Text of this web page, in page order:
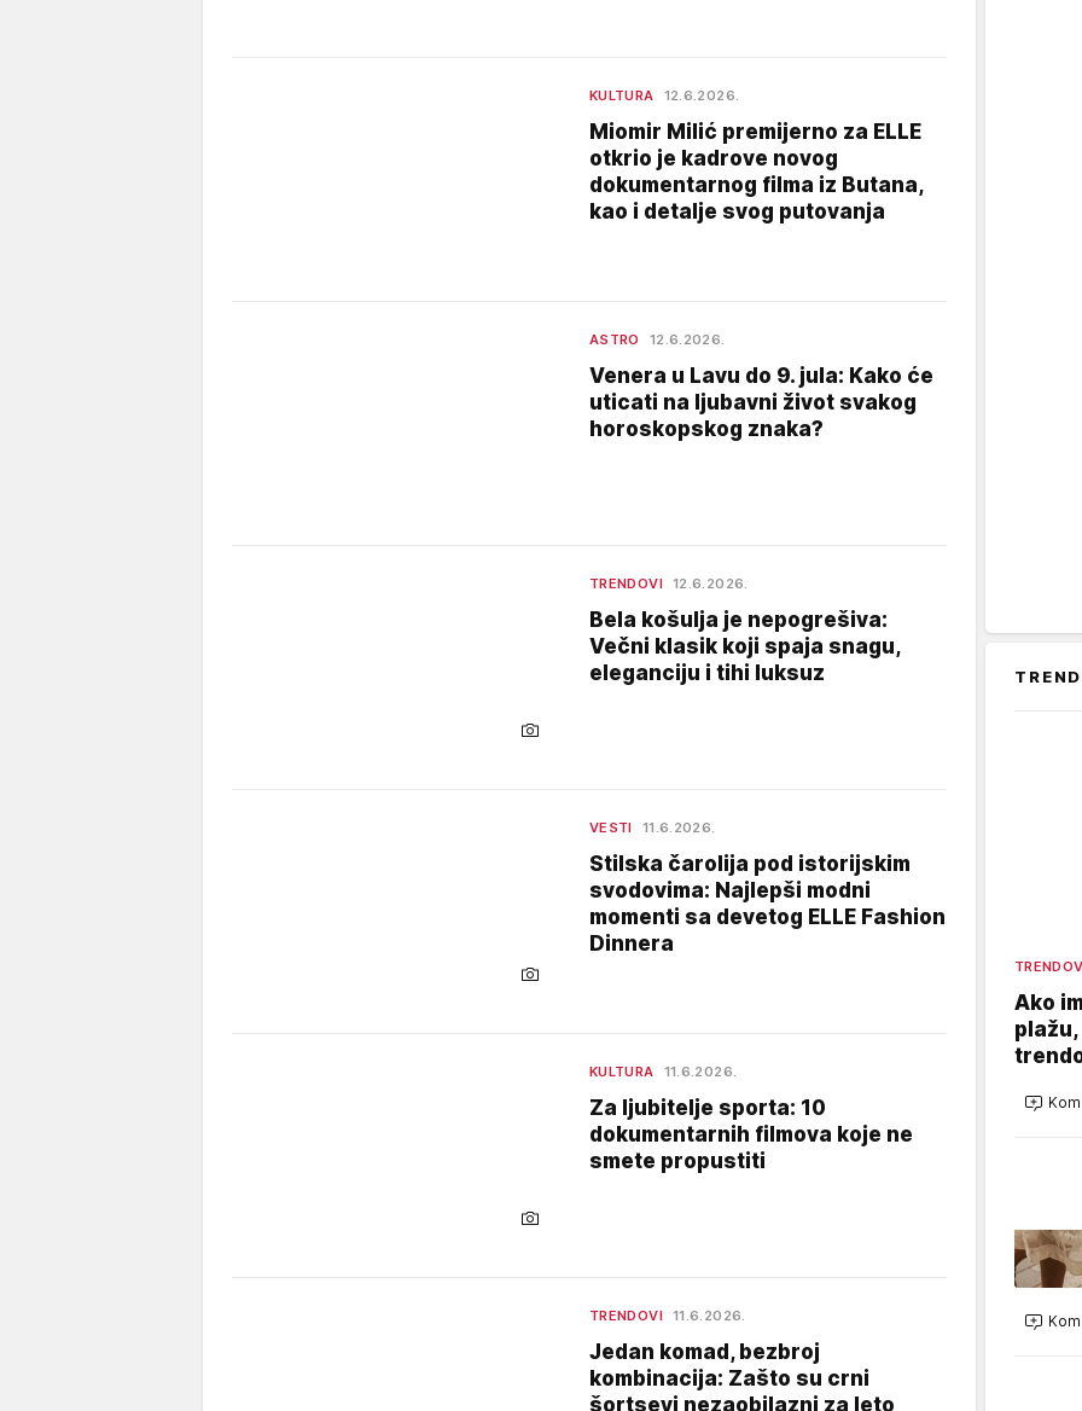
KULTURA 12.6.2026.
Miomir Milić premijerno za ELLE
otkrio je kadrove novog
dokumentarnog filma iz Butana,
kao i detalje svog putovanja
ASTRO 12.6.2026.
Venera u Lavu do 9. jula: Kako će
uticati na ljubavni život svakog
horoskopskog znaka?
TRENDOVI 12.6.2026.
Bela košulja je nepogrešiva:
Večni klasik koji spaja snagu,
eleganciju i tihi luksuz
VESTI 11.6.2026.
Stilska čarolija pod istorijskim
svodovima: Najlepši modni
momenti sa devetog ELLE Fashion
Dinnera
KULTURA 11.6.2026.
Za ljubitelje sporta: 10
dokumentarnih filmova koje ne
smete propustiti
TRENDOVI 11.6.2026.
Jedan komad, bezbroj
kombinacija: Zašto su crni
šortsevi nezaobilazni za leto
Ako